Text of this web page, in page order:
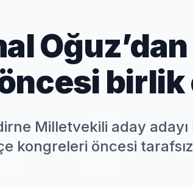
Oğuz’dan
birlik
Milletvekili aday adayı
kongreleri öncesi